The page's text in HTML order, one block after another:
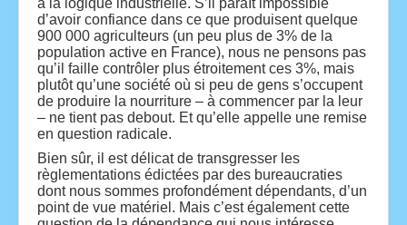
à la logique industrielle. S’il paraît impossible
d’avoir confiance dans ce que produisent quelque
900 000 agriculteurs (un peu plus de 3% de la
population active en France), nous ne pensons pas
qu’il faille contrôler plus étroitement ces 3%, mais
plutôt qu’une société où si peu de gens s’occupent
de produire la nourriture – à commencer par la leur
– ne tient pas debout. Et qu’elle appelle une remise
en question radicale.
Bien sûr, il est délicat de transgresser les
règlementations édictées par des bureaucraties
dont nous sommes profondément dépendants, d’un
point de vue matériel. Mais c’est également cette